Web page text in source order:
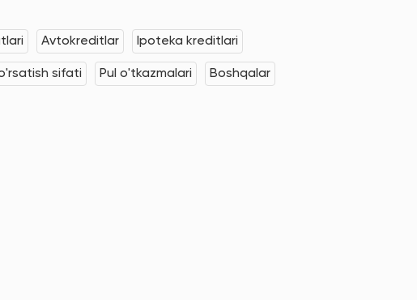
Avtokreditlar Ipoteka kreditlari
sifati Pul o'tkazmalari Boshqalar